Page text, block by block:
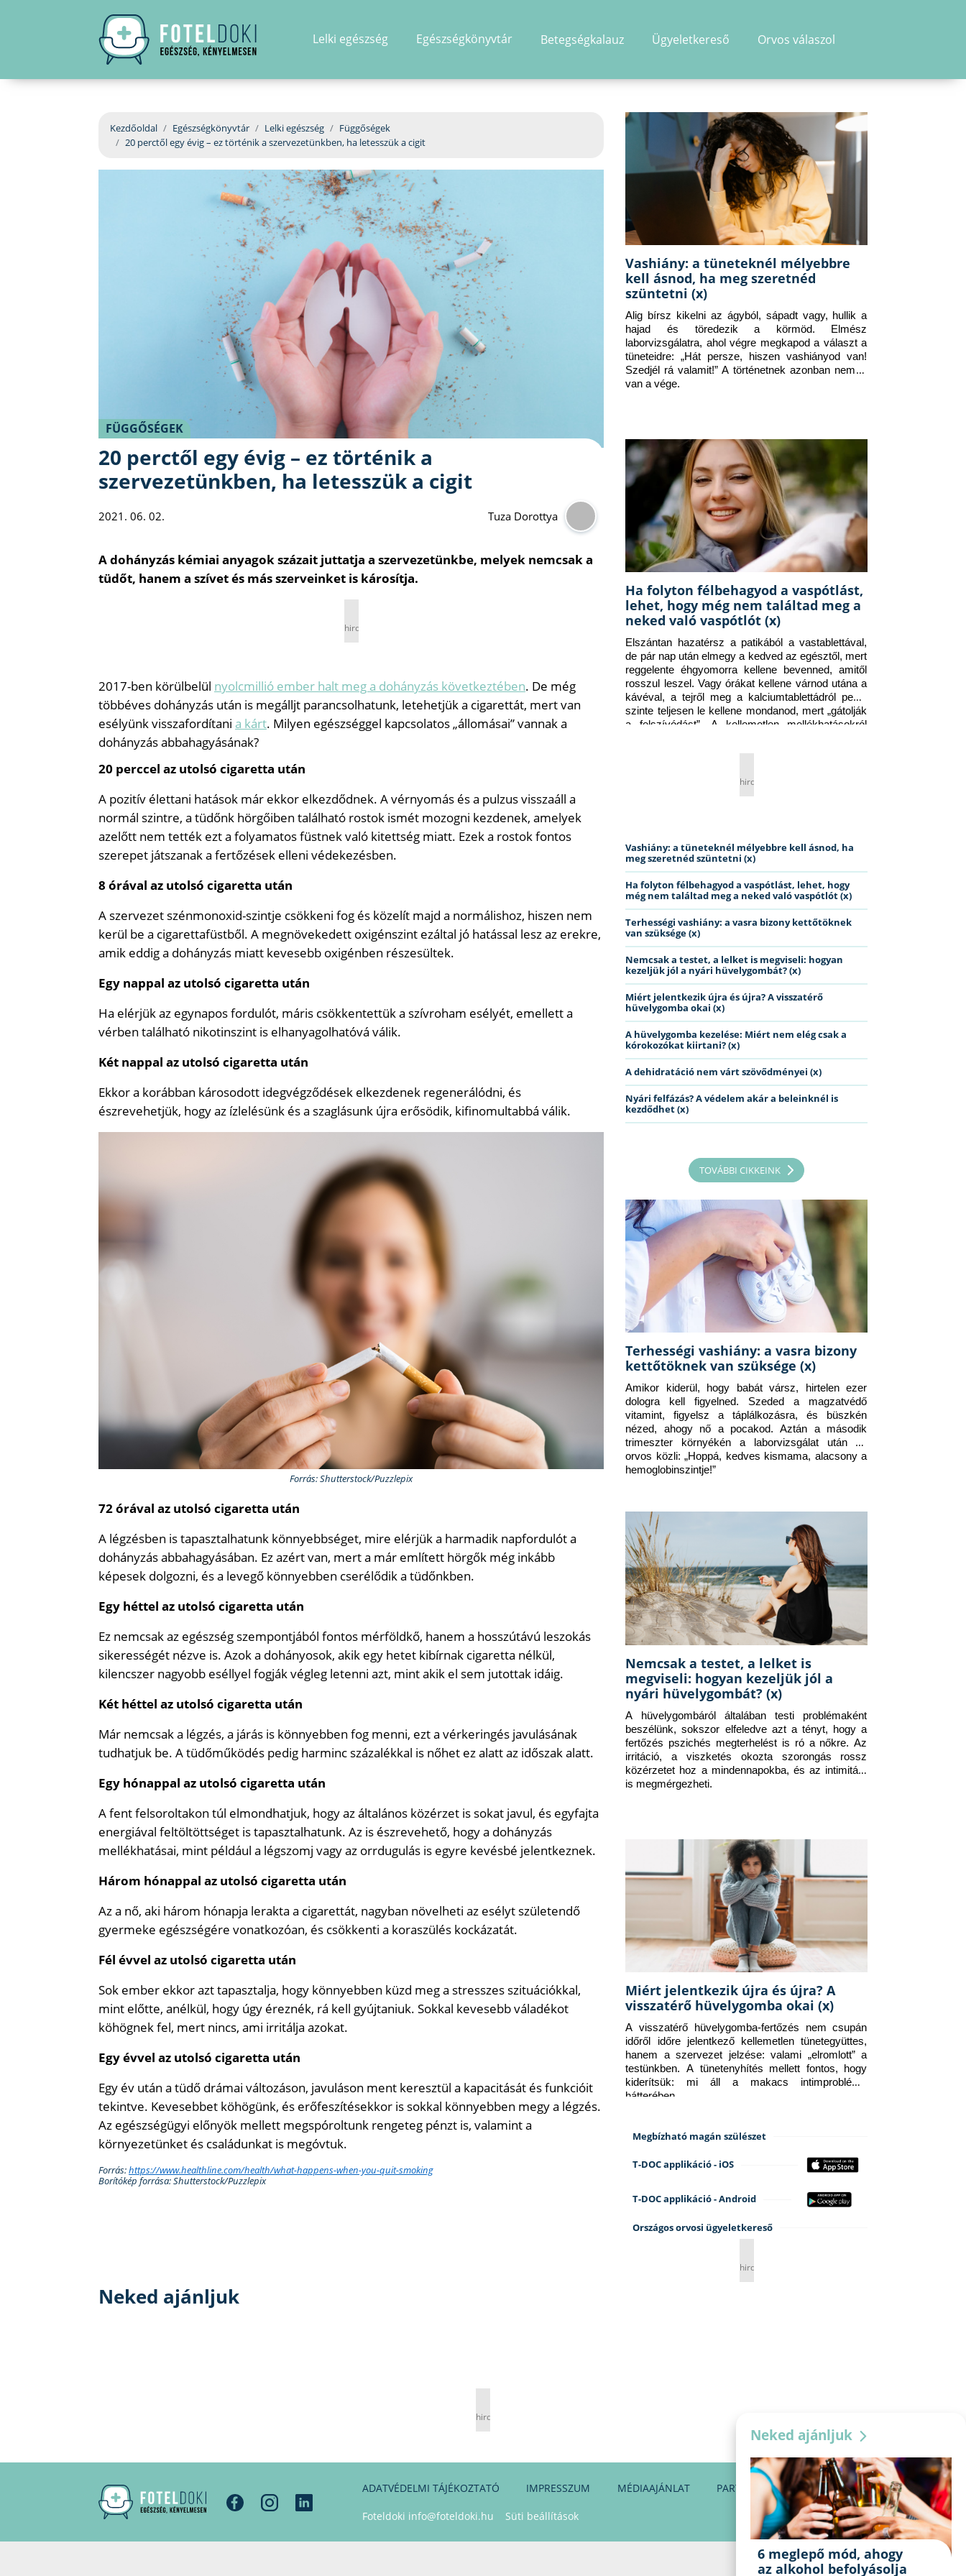
Lelki egészség Egészségkönyvtár Betegségkalauz Ügyeletkereső Orvos válaszol
Kezdőoldal Egészségkönyvtár Lelki egészség
Függőségek
20 perctől egy évig – ez történik a szervezetünkben, ha letesszük a cigit
FÜGGŐSÉGEK
20 perctől egy évig – ez történik a
szervezetünkben, ha letesszük a cigit
2021. 06. 02. Tuza Dorottya
A dohányzás kémiai anyagok százait juttatja a szervezetünkbe, melyek nemcsak a
tüdőt, hanem a szívet és más szerveinket is károsítja.
hirdetés
2017-ben körülbelül nyolcmillió ember halt meg a dohányzás következtében. De még
többéves dohányzás után is megálljt parancsolhatunk, letehetjük a cigarettát, mert van
esélyünk visszafordítani a kárt. Milyen egészséggel kapcsolatos „állomásai” vannak a
dohányzás abbahagyásának?
20 perccel az utolsó cigaretta után
A pozitív élettani hatások már ekkor elkezdődnek. A vérnyomás és a pulzus visszaáll a
normál szintre, a tüdőnk hörgőiben található rostok ismét mozogni kezdenek, amelyek
azelőtt nem tették ezt a folyamatos füstnek való kitettség miatt. Ezek a rostok fontos
szerepet játszanak a fertőzések elleni védekezésben.
8 órával az utolsó cigaretta után
A szervezet szénmonoxid-szintje csökkeni fog és közelít majd a normálishoz, hiszen nem
kerül be a cigarettafüstből. A megnövekedett oxigénszint ezáltal jó hatással lesz az erekre,
amik eddig a dohányzás miatt kevesebb oxigénben részesültek.
Egy nappal az utolsó cigaretta után
Ha elérjük az egynapos fordulót, máris csökkentettük a szívroham esélyét, emellett a
vérben található nikotinszint is elhanyagolhatóvá válik.
Két nappal az utolsó cigaretta után
Ekkor a korábban károsodott idegvégződések elkezdenek regenerálódni, és
észrevehetjük, hogy az ízlelésünk és a szaglásunk újra erősödik, kifinomultabbá válik.
Forrás: Shutterstock/Puzzlepix
72 órával az utolsó cigaretta után
A légzésben is tapasztalhatunk könnyebbséget, mire elérjük a harmadik napfordulót a
dohányzás abbahagyásában. Ez azért van, mert a már említett hörgők még inkább
képesek dolgozni, és a levegő könnyebben cserélődik a tüdőnkben.
Egy héttel az utolsó cigaretta után
Ez nemcsak az egészség szempontjából fontos mérföldkő, hanem a hosszútávú leszokás
sikerességét nézve is. Azok a dohányosok, akik egy hetet kibírnak cigaretta nélkül,
kilencszer nagyobb eséllyel fogják végleg letenni azt, mint akik el sem jutottak idáig.
Két héttel az utolsó cigaretta után
Már nemcsak a légzés, a járás is könnyebben fog menni, ezt a vérkeringés javulásának
tudhatjuk be. A tüdőműködés pedig harminc százalékkal is nőhet ez alatt az időszak alatt.
Egy hónappal az utolsó cigaretta után
A fent felsoroltakon túl elmondhatjuk, hogy az általános közérzet is sokat javul, és egyfajta
energiával feltöltöttséget is tapasztalhatunk. Az is észrevehető, hogy a dohányzás
mellékhatásai, mint például a légszomj vagy az orrdugulás is egyre kevésbé jelentkeznek.
Három hónappal az utolsó cigaretta után
Az a nő, aki három hónapja lerakta a cigarettát, nagyban növelheti az esélyt születendő
gyermeke egészségére vonatkozóan, és csökkenti a koraszülés kockázatát.
Fél évvel az utolsó cigaretta után
Sok ember ekkor azt tapasztalja, hogy könnyebben küzd meg a stresszes szituációkkal,
mint előtte, anélkül, hogy úgy éreznék, rá kell gyújtaniuk. Sokkal kevesebb váladékot
köhögnek fel, mert nincs, ami irritálja azokat.
Egy évvel az utolsó cigaretta után
Egy év után a tüdő drámai változáson, javuláson ment keresztül a kapacitását és funkcióit
tekintve. Kevesebbet köhögünk, és erőfeszítésekkor is sokkal könnyebben megy a légzés.
Az egészségügyi előnyök mellett megspóroltunk rengeteg pénzt is, valamint a
környezetünket és családunkat is megóvtuk.
Forrás:https://www.healthline.com/health/what-happens-when-you-quit-smoking
Borítókép forrása: Shutterstock/Puzzlepix
Neked ajánljuk
Vashiány: a tüneteknél mélyebbre
kell ásnod, ha meg szeretnéd
szüntetni (x)
Alig bírsz kikelni az ágyból, sápadt vagy, hullik a
hajad és töredezik a körmöd. Elmész
laborvizsgálatra, ahol végre megkapod a választ a
tüneteidre: „Hát persze, hiszen vashiányod van!
Szedjél rá valamit!” A történetnek azonban nem itt
van a vége.
Ha folyton félbehagyod a vaspótlást,
lehet, hogy még nem találtad meg a
neked való vaspótlót (x)
Elszántan hazatérsz a patikából a vastablettával,
de pár nap után elmegy a kedved az egésztől, mert
reggelente éhgyomorra kellene bevenned, amitől
rosszul leszel. Vagy órákat kellene várnod utána a
kávéval, a tejről meg a kalciumtablettádról pedig
szinte teljesen le kellene mondanod, mert „gátolják
a felszívódást”. A kellemetlen mellékhatásokról
hirdetés
Vashiány: a tüneteknél mélyebbre kell ásnod, ha
meg szeretnéd szüntetni (x)
Ha folyton félbehagyod a vaspótlást, lehet, hogy
még nem találtad meg a neked való vaspótlót (x)
Terhességi vashiány: a vasra bizony kettőtöknek
van szüksége (x)
Nemcsak a testet, a lelket is megviseli: hogyan
kezeljük jól a nyári hüvelygombát? (x)
Miért jelentkezik újra és újra? A visszatérő
hüvelygomba okai (x)
A hüvelygomba kezelése: Miért nem elég csak a
kórokozókat kiirtani? (x)
A dehidratáció nem várt szövődményei (x)
Nyári felfázás? A védelem akár a beleinknél is
kezdődhet (x)
TOVÁBBI CIKKEINK
Terhességi vashiány: a vasra bizony
kettőtöknek van szüksége (x)
Amikor kiderül, hogy babát vársz, hirtelen ezer
dologra kell figyelned. Szeded a magzatvédő
vitamint, figyelsz a táplálkozásra, és büszkén
nézed, ahogy nő a pocakod. Aztán a második
trimeszter környékén a laborvizsgálat után az
orvos közli: „Hoppá, kedves kismama, alacsony a
hemoglobinszintje!”
Nemcsak a testet, a lelket is
megviseli: hogyan kezeljük jól a
nyári hüvelygombát? (x)
A hüvelygombáról általában testi problémaként
beszélünk, sokszor elfeledve azt a tényt, hogy a
fertőzés pszichés megterhelést is ró a nőkre. Az
irritáció, a viszketés okozta szorongás rossz
közérzetet hoz a mindennapokba, és az intimitást
is megmérgezheti.
Miért jelentkezik újra és újra? A
visszatérő hüvelygomba okai (x)
A visszatérő hüvelygomba-fertőzés nem csupán
időről időre jelentkező kellemetlen tünetegyüttes,
hanem a szervezet jelzése: valami „elromlott” a
testünkben. A tünetenyhítés mellett fontos, hogy
kiderítsük: mi áll a makacs intimprobléma
hátterében.
Megbízható magán szülészet
T-DOC applikáció - iOS
T-DOC applikáció - Android
Országos orvosi ügyeletkereső
hirdetés
hirdetés
ADATVÉDELMI TÁJÉKOZTATÓ IMPRESSZUM MÉDIAAJÁNLAT PARTNEREINK KAPCSOLAT
Foteldoki info@foteldoki.hu Süti beállítások
Neked ajánljuk
6 meglepő mód, ahogy
az alkohol befolyásolja